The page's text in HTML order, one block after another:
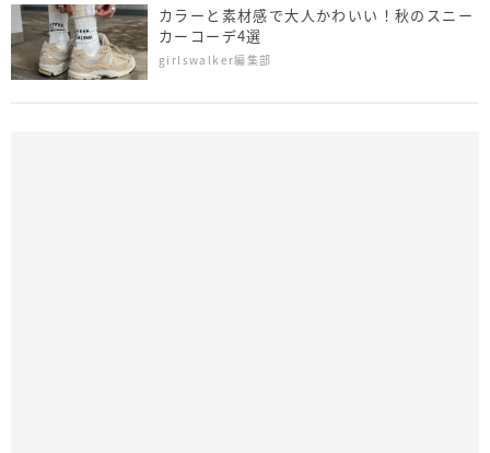
カラーと素材感で大人かわいい！秋のスニー
カーコーデ4選
girlswalker編集部